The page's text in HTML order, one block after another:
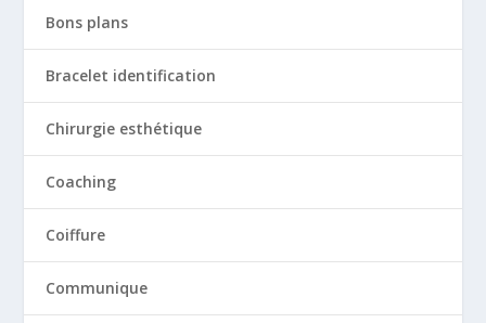
Bons plans
Bracelet identification
Chirurgie esthétique
Coaching
Coiffure
Communique